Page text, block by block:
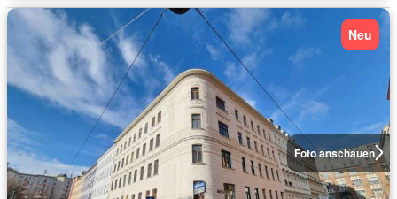
Foto anschauen
Neu